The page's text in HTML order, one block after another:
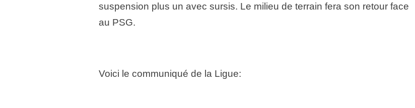
suspension plus un avec sursis. Le milieu de terrain fera son retour face
au PSG.
Voici le communiqué de la Ligue: